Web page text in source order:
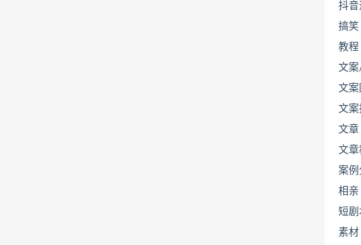
抖音
搞笑
教程
文
文案
文案
文章
文章
案例
相亲
短剧
素材